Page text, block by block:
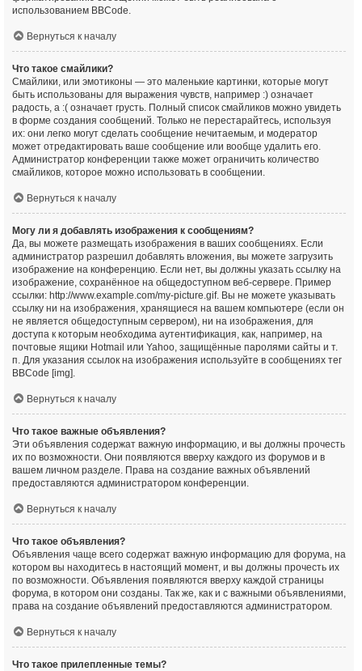
использованием BBCode.
Вернуться к началу
Что такое смайлики?
Смайлики, или эмотиконы — это маленькие картинки, которые могут
быть использованы для выражения чувств, например :) означает
радость, а :( означает грусть. Полный список смайликов можно увидеть
в форме создания сообщений. Только не перестарайтесь, используя
их: они легко могут сделать сообщение нечитаемым, и модератор
может отредактировать ваше сообщение или вообще удалить его.
Администратор конференции также может ограничить количество
смайликов, которое можно использовать в сообщении.
Вернуться к началу
Могу ли я добавлять изображения к сообщениям?
Да, вы можете размещать изображения в ваших сообщениях. Если
администратор разрешил добавлять вложения, вы можете загрузить
изображение на конференцию. Если нет, вы должны указать ссылку на
изображение, сохранённое на общедоступном веб-сервере. Пример
ссылки: http://www.example.com/my-picture.gif. Вы не можете указывать
ссылку ни на изображения, хранящиеся на вашем компьютере (если он
не является общедоступным сервером), ни на изображения, для
доступа к которым необходима аутентификация, как, например, на
почтовые ящики Hotmail или Yahoo, защищённые паролями сайты и т.
п. Для указания ссылок на изображения используйте в сообщениях тег
BBCode [img].
Вернуться к началу
Что такое важные объявления?
Эти объявления содержат важную информацию, и вы должны прочесть
их по возможности. Они появляются вверху каждого из форумов и в
вашем личном разделе. Права на создание важных объявлений
предоставляются администратором конференции.
Вернуться к началу
Что такое объявления?
Объявления чаще всего содержат важную информацию для форума, на
котором вы находитесь в настоящий момент, и вы должны прочесть их
по возможности. Объявления появляются вверху каждой страницы
форума, в котором они созданы. Так же, как и с важными объявлениями,
права на создание объявлений предоставляются администратором.
Вернуться к началу
Что такое прилепленные темы?